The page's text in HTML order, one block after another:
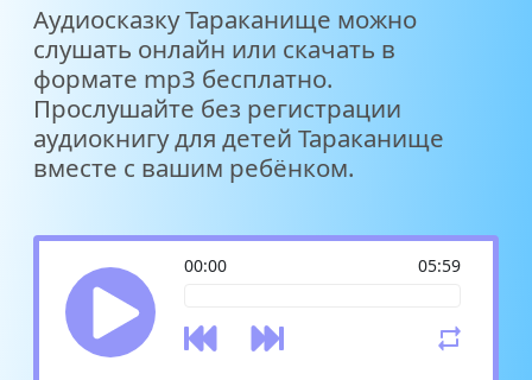
Аудиосказку Тараканище можно
слушать онлайн или скачать в
формате mp3 бесплатно.
Прослушайте без регистрации
аудиокнигу для детей Тараканище
вместе с вашим ребёнком.
00:00 05:59